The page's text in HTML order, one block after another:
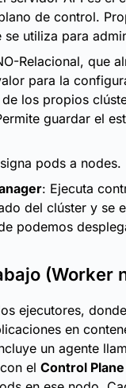
de control.
se utiliza para
Relacional, que
para la
los propios
guardar el
pods a nodes.
: Ejecuta
del clúster y se
podemos
(Worker
ejecutores,
en
un agente
el Control Plane